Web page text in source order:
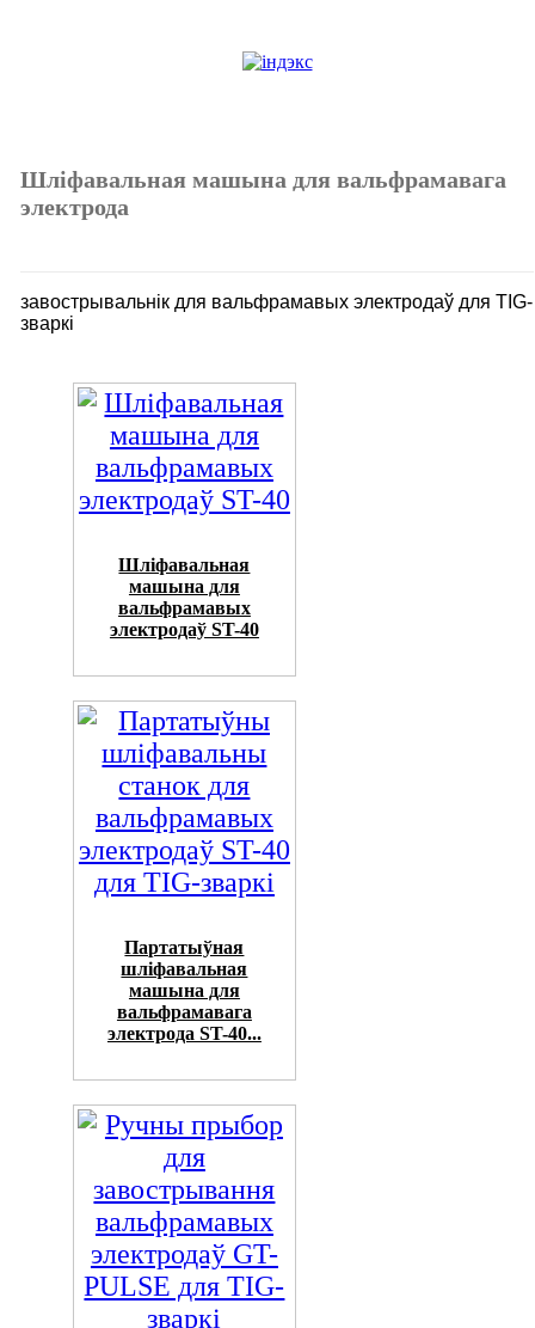
Шліфавальная машына для вальфрамавага
электрода
завострывальнік для вальфрамавых электродаў для TIG-
зваркі
Шліфавальная
машына для
вальфрамавых
электродаў ST-40
Партатыўная
шліфавальная
машына для
вальфрамавага
электрода ST-40...